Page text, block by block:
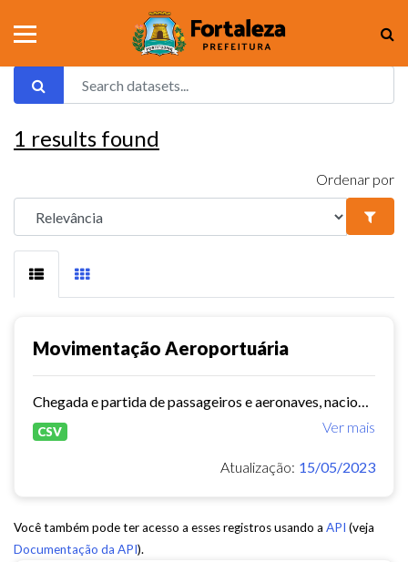
1 results found
Ordenar por
Movimentação Aeroportuária
Ver mais
CSV
Atualização: 15/05/2023
Você também pode ter acesso a esses registros usando a API (veja
Documentação da API).